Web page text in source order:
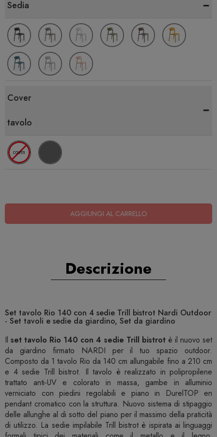
Sedia -
Cover
tavolo
-
AGGIUNGI AL CARRELLO
Descrizione
Set tavolo Rio 140 con 4 sedie Trill bistrot Nardi Outdoor
- Set tavoli e sedie da giardino, Set da giardino
Ilset tavolo Rio 140 con 4 sedie Trill bistrotè il nuovo set
da giardino firmato NARDI per il tuo spazio outdoor.
Composto da 1 tavolo Rio da 140 cm allungabile fino a 210 cm
e 4 sedie Trill bistrot. Il tavolo è realizzato in polipropilene
trattato anti-UV e colorato in massa, gambe in alluminio
verniciato con piedini regolabili e piano in DurelTOP en
pendant cromatico con la struttura. Nuovo sistema di stipaggio
delle allunghe al di sotto del piano per il massimo della praticità
di utilizzo. La sedie impilabile Trill bistrot è ispirata ai linguaggi